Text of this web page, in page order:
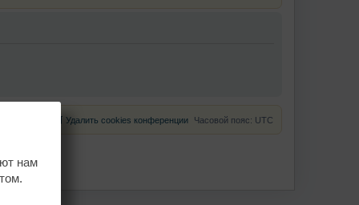
Часовой пояс: UTC
Удалить cookies конференции
нам